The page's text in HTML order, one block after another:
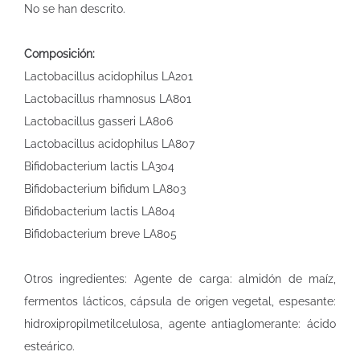
No se han descrito.
Composición:
Lactobacillus acidophilus LA201
Lactobacillus rhamnosus LA801
Lactobacillus gasseri LA806
Lactobacillus acidophilus LA807
Bifidobacterium lactis LA304
Bifidobacterium bifidum LA803
Bifidobacterium lactis LA804
Bifidobacterium breve LA805
Otros ingredientes: Agente de carga: almidón de maíz,
fermentos lácticos, cápsula de origen vegetal, espesante:
hidroxipropilmetilcelulosa, agente antiaglomerante: ácido
esteárico.